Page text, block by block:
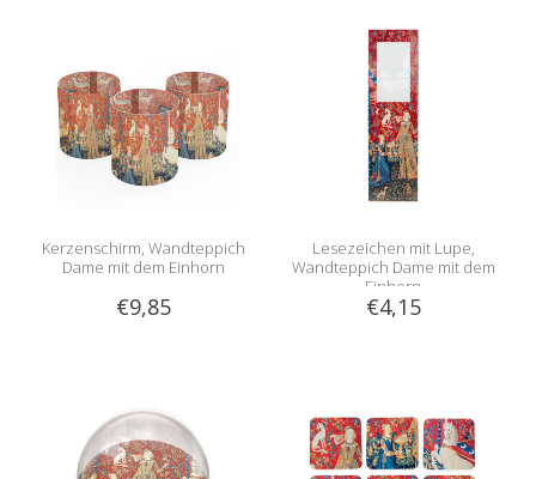
Kerzenschirm, Wandteppich
Dame mit dem Einhorn
€9,85
Lesezeichen mit Lupe,
Wandteppich Dame mit dem
Einhorn
€4,15